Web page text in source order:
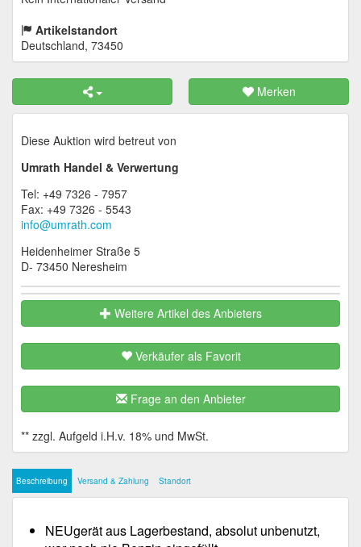
Artikelstandort
Deutschland, 73450
Merken
Diese Auktion wird betreut von
Umrath Handel & Verwertung
Tel: +49 7326 - 7957
Fax: +49 7326 - 5543
info@umrath.com
Heidenheimer Straße 5
D- 73450 Neresheim
Weitere Artikel des Anbieters
Verkäufer als Favorit
Frage an den Anbieter
Beschreibung Versand & Zahlung Standort
NEUgerät aus Lagerbestand, absolut unbenutzt,